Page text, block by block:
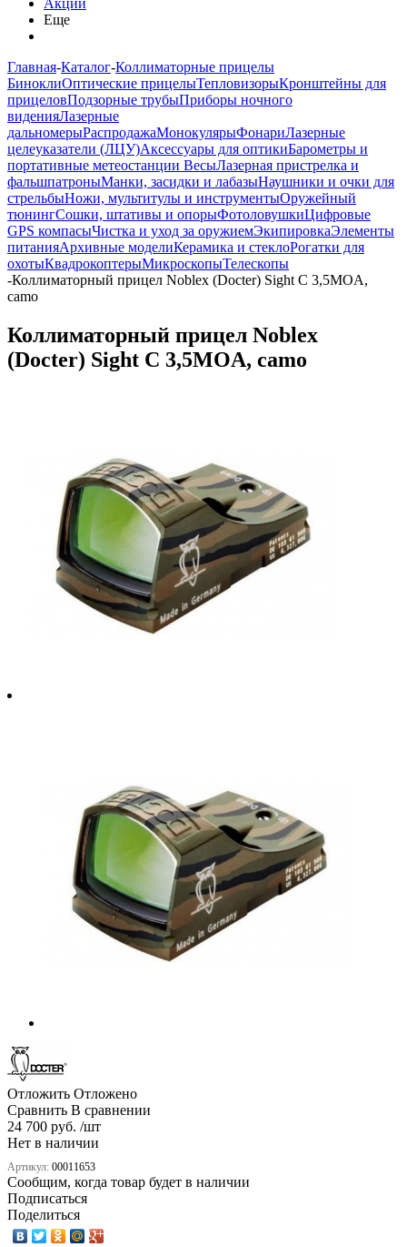
Акции
Еще
Главная-Каталог-Коллиматорные прицелы
БиноклиОптические прицелыТепловизорыКронштейны для
прицеловПодзорные трубыПриборы ночного
виденияЛазерные
дальномерыРаспродажаМонокулярыФонариЛазерные
целеуказатели (ЛЦУ)Аксессуары для оптикиБарометры и
портативные метеостанции ВесыЛазерная пристрелка и
фальшпатроныМанки, засидки и лабазыНаушники и очки для
стрельбыНожи, мультитулы и инструментыОружейный
тюнингСошки, штативы и опорыФотоловушкиЦифровые
GPS компасыЧистка и уход за оружиемЭкипировкаЭлементы
питанияАрхивные моделиКерамика и стеклоРогатки для
охотыКвадрокоптерыМикроскопыТелескопы
-Коллиматорный прицел Noblex (Docter) Sight C 3,5MOA,
camo
Коллиматорный прицел Noblex
(Docter) Sight C 3,5MOA, camo
Отложить Отложено
Сравнить В сравнении
24 700 руб. /шт
Нет в наличии
Артикул: 00011653
Сообщим, когда товар будет в наличии
Подписаться
Поделиться